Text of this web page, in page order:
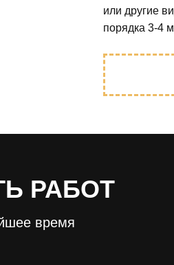
или другие
порядка 3-4
РАБОТ
время